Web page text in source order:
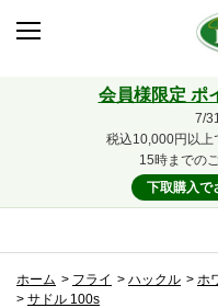
会員様限定 ポ
7/
税込10,000円以上
15時までの
下取購入で
ホーム > フライ > ハックル > ホ
> サドル 100s